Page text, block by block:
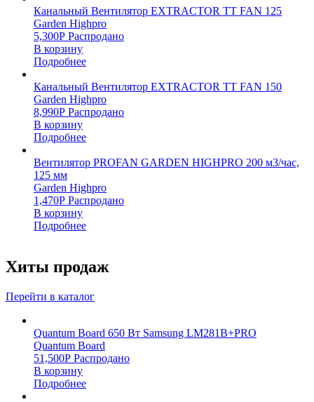
Канальный Вентилятор EXTRACTOR TT FAN 125
Garden Highpro
5,300Р Распродано
В корзину
Подробнее
Канальный Вентилятор EXTRACTOR TT FAN 150
Garden Highpro
8,990Р Распродано
В корзину
Подробнее
Вентилятор PROFAN GARDEN HIGHPRO 200 м3/час,
125 мм
Garden Highpro
1,470Р Распродано
В корзину
Подробнее
Хиты продаж
Перейти в каталог
Quantum Board 650 Вт Samsung LM281B+PRO
Quantum Board
51,500Р Распродано
В корзину
Подробнее